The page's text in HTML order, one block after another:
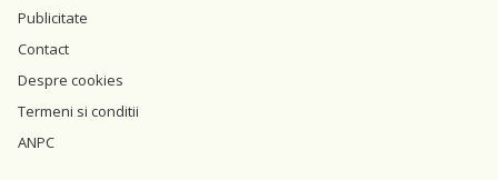
Publicitate
Contact
Despre cookies
Termeni si conditii
ANPC